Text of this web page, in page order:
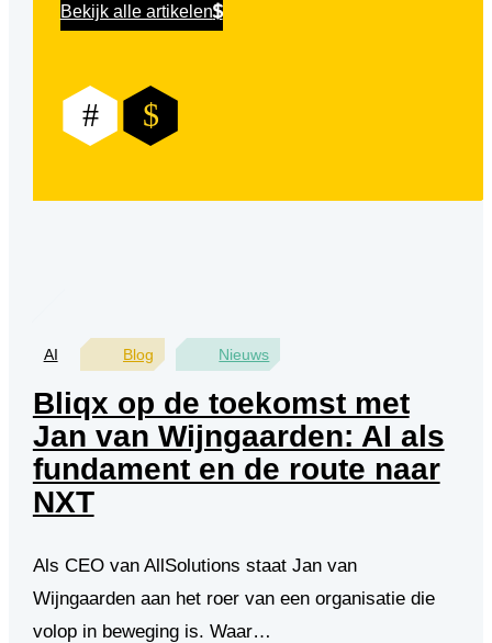
Bekijk alle artikelen
# $
AI Blog Nieuws
Bliqx op de toekomst met
Jan van Wijngaarden: AI als
fundament en de route naar
NXT
Als CEO van AllSolutions staat Jan van
Wijngaarden aan het roer van een organisatie die
volop in beweging is. Waar…